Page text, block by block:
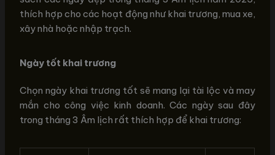
thích hợp cho các hoạt động như khai trương, mua xe,
xây nhà hoặc nhập trạch.
Ngày tốt khai trương
Chọn ngày khai trương tốt sẽ mang lại tài lộc và may
mắn cho công việc kinh doanh. Các ngày sau đây
trong tháng 3 Âm lịch rất thích hợp để khai trương: